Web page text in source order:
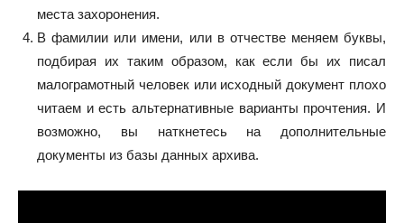
места захоронения.
В фамилии или имени, или в отчестве меняем буквы,
подбирая их таким образом, как если бы их писал
малограмотный человек или исходный документ плохо
читаем и есть альтернативные варианты прочтения. И
возможно, вы наткнетесь на дополнительные
документы из базы данных архива.